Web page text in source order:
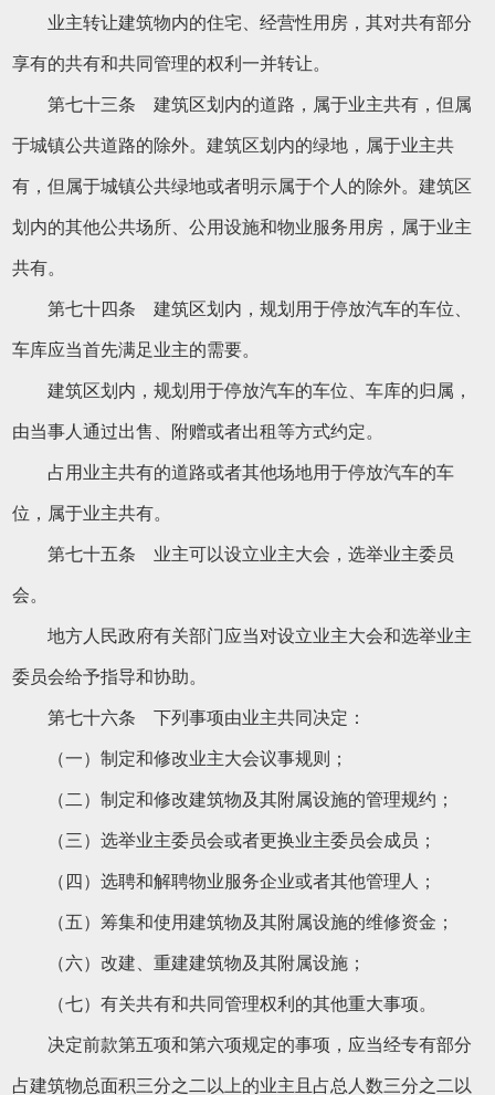
业主转让建筑物内的住宅、经营性用房，其对共有部分
享有的共有和共同管理的权利一并转让。
第七十三条 建筑区划内的道路，属于业主共有，但属
于城镇公共道路的除外。建筑区划内的绿地，属于业主共
有，但属于城镇公共绿地或者明示属于个人的除外。建筑区
划内的其他公共场所、公用设施和物业服务用房，属于业主
共有。
第七十四条 建筑区划内，规划用于停放汽车的车位、
车库应当首先满足业主的需要。
建筑区划内，规划用于停放汽车的车位、车库的归属，
由当事人通过出售、附赠或者出租等方式约定。
占用业主共有的道路或者其他场地用于停放汽车的车
位，属于业主共有。
第七十五条 业主可以设立业主大会，选举业主委员
会。
地方人民政府有关部门应当对设立业主大会和选举业主
委员会给予指导和协助。
第七十六条 下列事项由业主共同决定：
（一）制定和修改业主大会议事规则；
（二）制定和修改建筑物及其附属设施的管理规约；
（三）选举业主委员会或者更换业主委员会成员；
（四）选聘和解聘物业服务企业或者其他管理人；
（五）筹集和使用建筑物及其附属设施的维修资金；
（六）改建、重建建筑物及其附属设施；
（七）有关共有和共同管理权利的其他重大事项。
决定前款第五项和第六项规定的事项，应当经专有部分
占建筑物总面积三分之二以上的业主且占总人数三分之二以